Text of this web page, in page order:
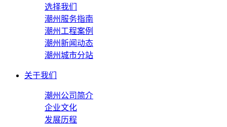
选择我们
潮州服务指南
潮州工程案例
潮州新闻动态
潮州城市分站
关于我们
潮州公司简介
企业文化
发展历程